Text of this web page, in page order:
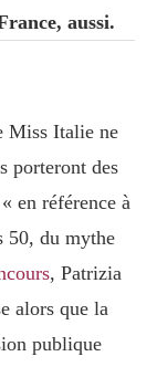
aussi.
Miss Italie ne
porteront des
en référence à
50, du mythe
, Patrizia
alors que la
publique